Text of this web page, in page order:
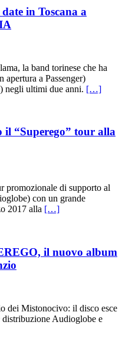
in Toscana a
la band torinese che ha
a Passenger)
negli ultimi due anni. […]
“Superego” tour alla
promozionale di supporto al
con un grande
2017 alla […]
il nuovo album
dei Mistonocivo: il disco esce
Audioglobe e